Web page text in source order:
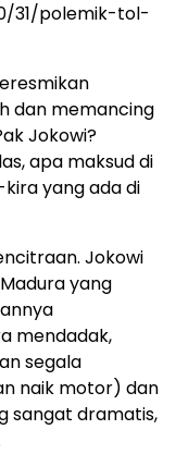
31/polemik-tol-
dan memancing
Jokowi?
apa maksud di
yang ada di
Jokowi
yang
mendadak,
segala
naik motor) dan
sangat dramatis,